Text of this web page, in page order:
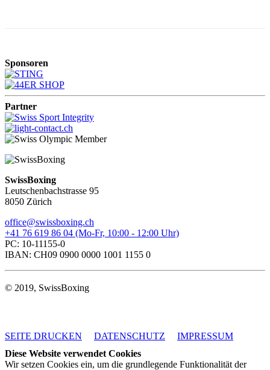
Sponsoren
Partner
SwissBoxing
Leutschenbachstrasse 95
8050 Zürich
office@swissboxing.ch
+41 76 619 86 04 (Mo-Fr, 10:00 - 12:00 Uhr)
PC: 10-11155-0
IBAN: CH09 0900 0000 1001 1155 0
© 2019, SwissBoxing
SEITE DRUCKEN DATENSCHUTZ
IMPRESSUM
Diese Website verwendet Cookies
Wir setzen Cookies ein, um die grundlegende Funktionalität der